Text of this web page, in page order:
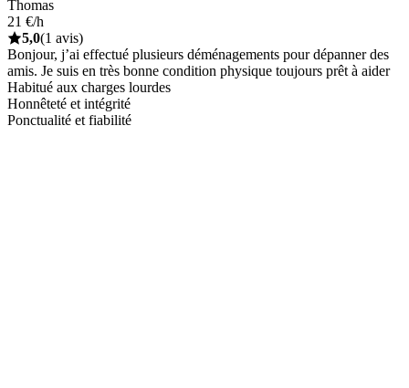
Thomas
21 €/h
5,0(1 avis)
Bonjour, j’ai effectué plusieurs déménagements pour dépanner des
amis. Je suis en très bonne condition physique toujours prêt à aider
Habitué aux charges lourdes
Honnêteté et intégrité
Ponctualité et fiabilité